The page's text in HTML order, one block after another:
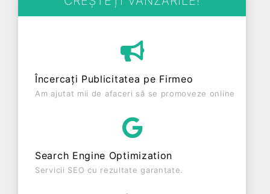
Încercați Publicitatea pe Firmeo
Am ajutat mii de afaceri să se promoveze online
Search Engine Optimization
Servicii SEO cu rezultate garantate.